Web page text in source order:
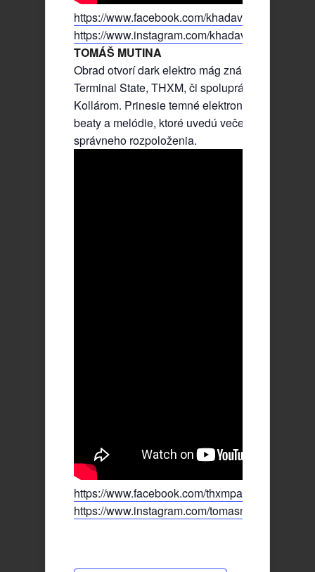
https://www.facebook.com/khadaver
https://www.instagram.com/khadavercybermetal/
TOMÁŠ MUTINA
Obrad otvorí dark elektro mág známy z projektov
Terminal State, THXM, či spolupráce s Dávidom
Kollárom. Prinesie temné elektronické textúry,
beaty a melódie, ktoré uvedú večer do
správneho rozpoloženia.
https://www.facebook.com/thxmpage
https://www.instagram.com/tomasmutina_music/